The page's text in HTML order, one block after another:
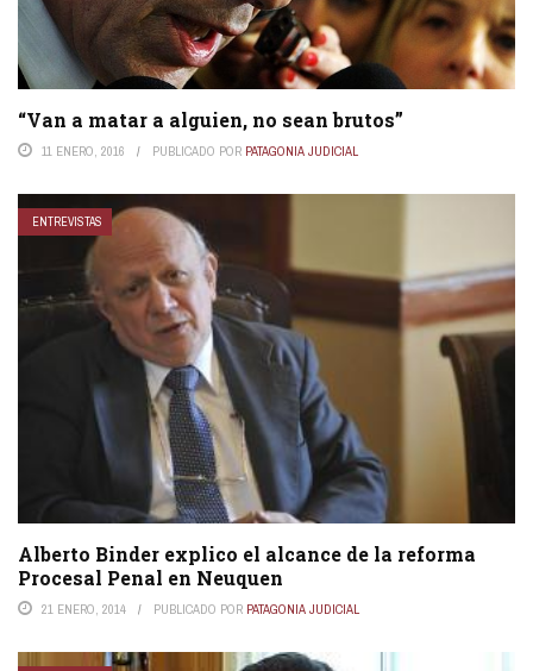
“Van a matar a alguien, no sean brutos”
11 ENERO, 2016 PUBLICADO POR PATAGONIA JUDICIAL
ENTREVISTAS
Alberto Binder explico el alcance de la reforma
Procesal Penal‏ en Neuquen
21 ENERO, 2014 PUBLICADO POR PATAGONIA JUDICIAL